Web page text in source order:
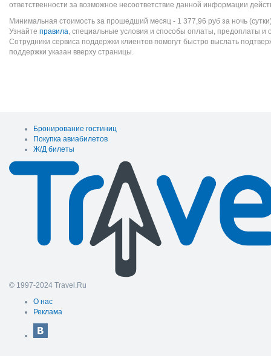
ответственности за возможное несоответствие данной информации
Минимальная стоимость за прошедший месяц - 1 377,96 руб за ночь
Узнайте правила, специальные условия и способы оплаты, предоплаты и
Сотрудники сервиса поддержки клиентов помогут быстро выслать
поддержки указан вверху страницы.
Бронирование гостиниц
Покупка авиабилетов
Ж/Д билеты
© 1997-2024 Travel.Ru
О нас
Реклама